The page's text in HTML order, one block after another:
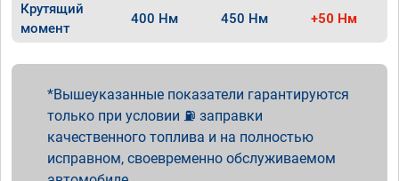
Крутящий
момент
400 Нм 450 Нм +50 Нм
Вышеуказанные показатели гарантируются
только при условии ⛽ заправки
качественного топлива и на полностью
исправном, своевременно обслуживаемом